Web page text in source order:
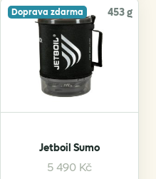
Doprava zdarma 453 g
Jetboil Sumo
5 490 Kč